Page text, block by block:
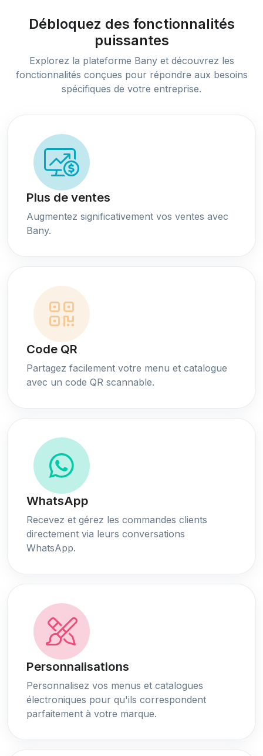
Débloquez des fonctionnalités
puissantes
Explorez la plateforme Bany et découvrez les
fonctionnalités conçues pour répondre aux besoins
spécifiques de votre entreprise.
Plus de ventes
Augmentez significativement vos ventes avec
Bany.
Code QR
Partagez facilement votre menu et catalogue
avec un code QR scannable.
WhatsApp
Recevez et gérez les commandes clients
directement via leurs conversations
WhatsApp.
Personnalisations
Personnalisez vos menus et catalogues
électroniques pour qu'ils correspondent
parfaitement à votre marque.